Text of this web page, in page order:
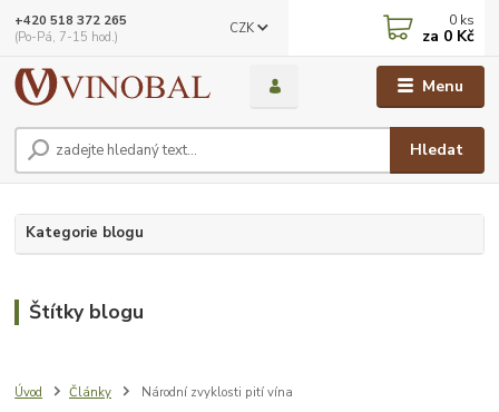
Menu
CZK
Hledat
+420 518 372 265
(Po-Pá, 7-15 hod.)
0 ks
za 0 Kč
Kategorie blogu
Štítky blogu
Úvod Články Národní zvyklosti pití vína